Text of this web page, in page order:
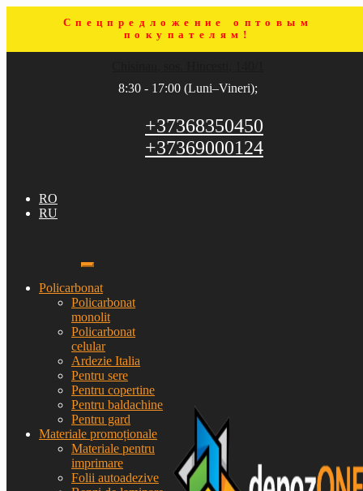
Спецпредложение оптовым
покупателям!
8:30 - 17:00 (Luni–Vineri);
+37368350450
+37369000124
RO
RU
Policarbonat
Policarbonat
monolit
Policarbonat
celular
Ardezie Italia
Pentru sere
Pentru copertine
Pentru baldachine
Pentru gard
Materiale promoționale
Materiale pentru
imprimare
Folii autoadezive